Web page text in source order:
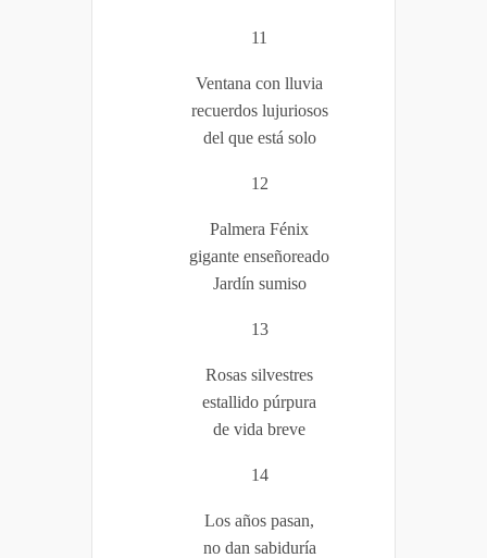
11
Ventana con lluvia
recuerdos lujuriosos
del que está solo
12
Palmera Fénix
gigante enseñoreado
Jardín sumiso
13
Rosas silvestres
estallido púrpura
de vida breve
14
Los años pasan,
no dan sabiduría